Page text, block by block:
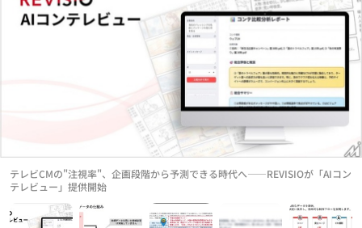
テレビCMの"注視率"、企画段階から予測できる時代へ——REVISIOが「AIコン
テレビュー」提供開始